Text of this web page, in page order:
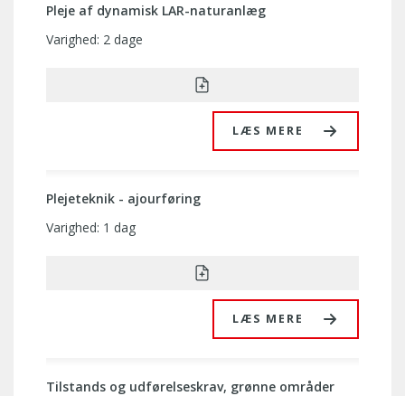
Pleje af dynamisk LAR-naturanlæg
LÆS MERE
Varighed: 2 dage
Plejeteknik - ajourføring
LÆS MERE
Varighed: 1 dag
Tilstands og udførelseskrav, grønne områder